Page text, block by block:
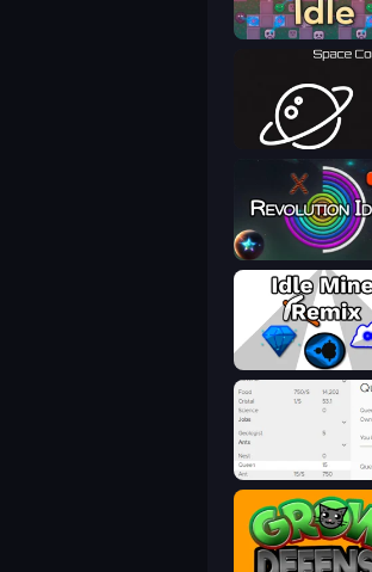
DualForce Idle
Space Company
Revolution Idle X
Idle Mine: Remix
Idle Ants